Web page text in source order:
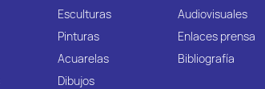
Esculturas
Pinturas
Acuarelas
Dibujos
Audiovisuales
Enlaces prensa
Bibliografía